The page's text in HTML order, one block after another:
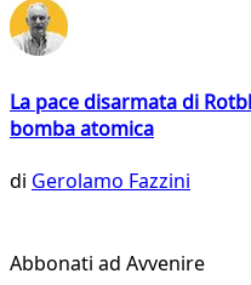
La pace disarmata di
bomba atomica
di Gerolamo Fazzini
Abbonati ad Avvenire